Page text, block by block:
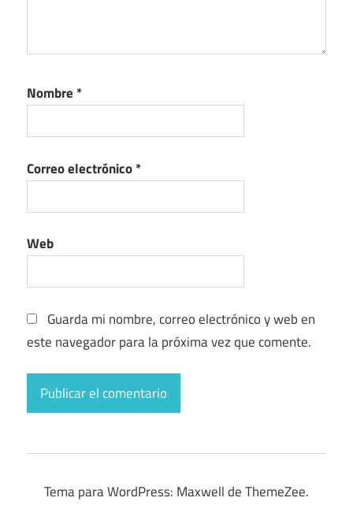
Nombre *
Correo electrónico*
Web
Guarda mi nombre, correo electrónico y web en
este navegador para la próxima vez que comente.
Tema para WordPress: Maxwell de ThemeZee.